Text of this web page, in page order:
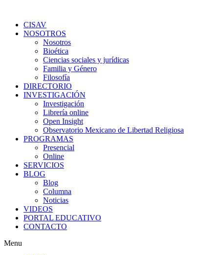
contenidoCISAV
NOSOTROS
Nosotros
Bioética
Ciencias sociales y jurídicas
Familia y Género
Filosofía
DIRECTORIO
INVESTIGACIÓN
Investigación
Librería online
Open Insight
Observatorio Mexicano de Libertad Religiosa
PROGRAMAS
Presencial
Online
SERVICIOS
BLOG
Blog
Columna
Noticias
VIDEOS
PORTAL EDUCATIVO
CONTACTO
Menu